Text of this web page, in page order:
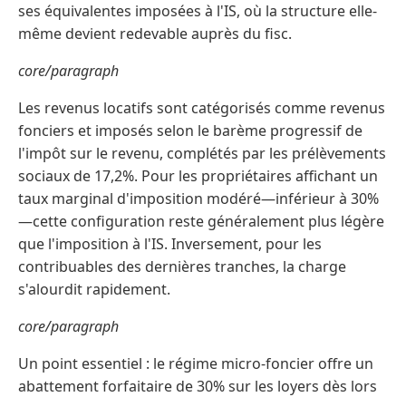
ses équivalentes imposées à l'IS, où la structure elle-
même devient redevable auprès du fisc.
core/paragraph
Les revenus locatifs sont catégorisés comme revenus
fonciers et imposés selon le barème progressif de
l'impôt sur le revenu, complétés par les prélèvements
sociaux de 17,2%. Pour les propriétaires affichant un
taux marginal d'imposition modéré—inférieur à 30%
—cette configuration reste généralement plus légère
que l'imposition à l'IS. Inversement, pour les
contribuables des dernières tranches, la charge
s'alourdit rapidement.
core/paragraph
Un point essentiel : le régime micro-foncier offre un
abattement forfaitaire de 30% sur les loyers dès lors